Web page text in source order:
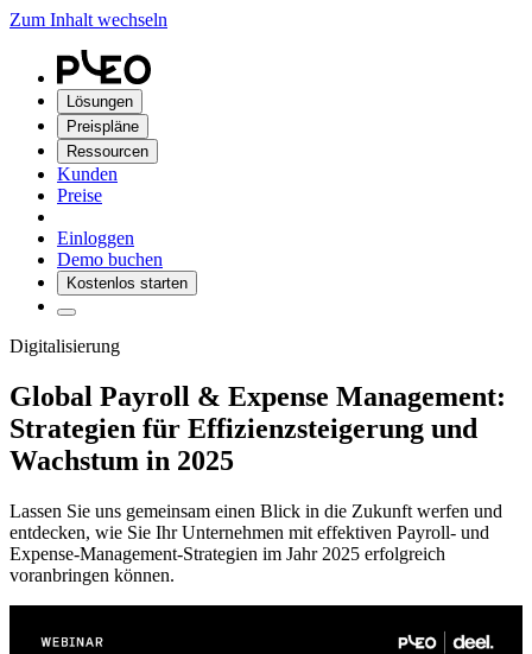
Zum Inhalt wechseln
Lösungen
Preispläne
Ressourcen
Kunden
Preise
Einloggen
Demo buchen
Kostenlos starten
Digitalisierung
Global Payroll & Expense Management:
Strategien für Effizienzsteigerung und
Wachstum in 2025
Lassen Sie uns gemeinsam einen Blick in die Zukunft werfen und
entdecken, wie Sie Ihr Unternehmen mit effektiven Payroll- und
Expense-Management-Strategien im Jahr 2025 erfolgreich
voranbringen können.